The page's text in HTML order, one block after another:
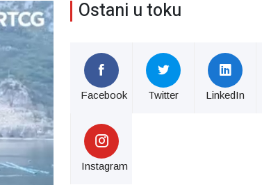
Ostani u toku
Facebook Twitter LinkedIn
Instagram